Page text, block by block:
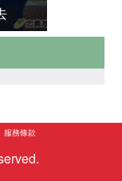
服務條款